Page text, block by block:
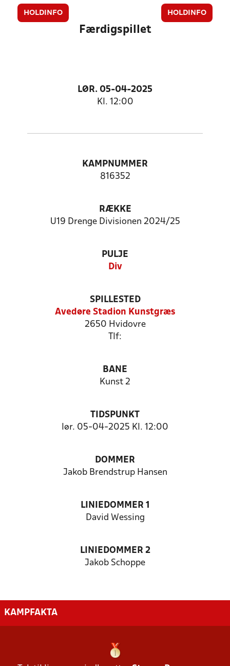
HOLDINFO HOLDINFO
Færdigspillet
LØR. 05-04-2025
Kl. 12:00
KAMPNUMMER
816352
RÆKKE
U19 Drenge Divisionen 2024/25
PULJE
Div
SPILLESTED
Avedøre Stadion Kunstgræs
2650 Hvidovre
Tlf:
BANE
Kunst 2
TIDSPUNKT
lør. 05-04-2025 Kl. 12:00
DOMMER
Jakob Brendstrup Hansen
LINIEDOMMER 1
David Wessing
LINIEDOMMER 2
Jakob Schoppe
KAMPFAKTA